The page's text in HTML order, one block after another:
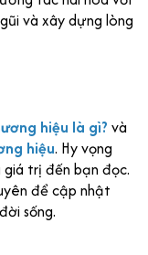
và xây dựng lòng
hiệu là gì? và
hiệu. Hy vọng
trị đến bạn đọc.
để cập nhật
sống.